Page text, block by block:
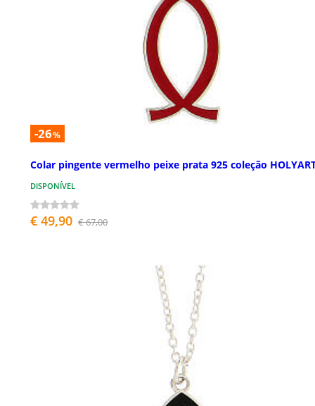
-26%
Colar pingente vermelho peixe prata 925 coleção
DISPONÍVEL
€ 49,90 € 67,00